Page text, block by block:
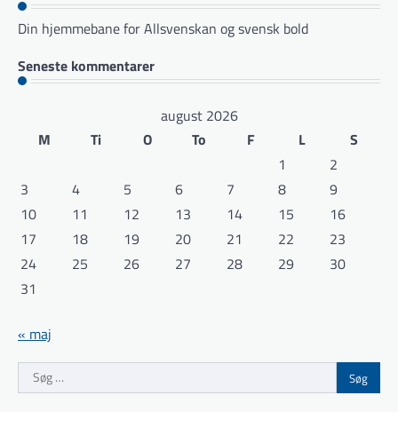
Din hjemmebane for Allsvenskan og svensk bold
Seneste kommentarer
august 2026
M
Ti O To F L
S
1
2
3
4 5 6 7 8
9
10
11 12 13 14 15
16
17
18 19 20 21 22
23
24
25 26 27 28 29
30
31
« maj
Søg
efter: